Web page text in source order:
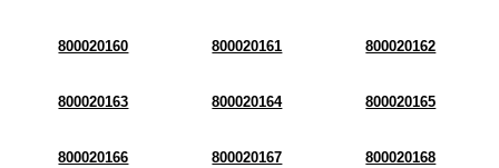
800020160 800020161 800020162
800020163 800020164 800020165
800020166 800020167 800020168